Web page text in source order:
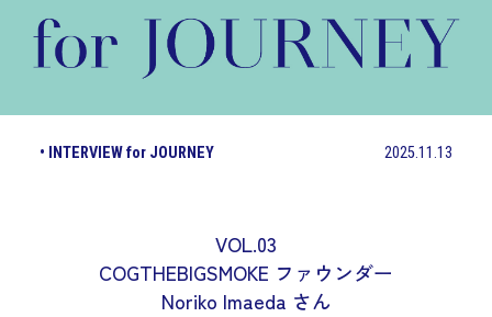
• INTERVIEW for JOURNEY 2025.11.13
VOL.03
COGTHEBIGSMOKE ファウンダー
Noriko Imaeda さん